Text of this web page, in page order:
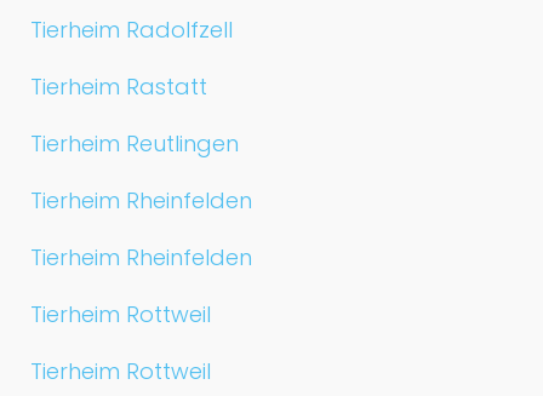
Tierheim Radolfzell
Tierheim Rastatt
Tierheim Reutlingen
Tierheim Rheinfelden
Tierheim Rheinfelden
Tierheim Rottweil
Tierheim Rottweil